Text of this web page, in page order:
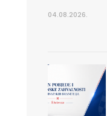
04.08.2026.